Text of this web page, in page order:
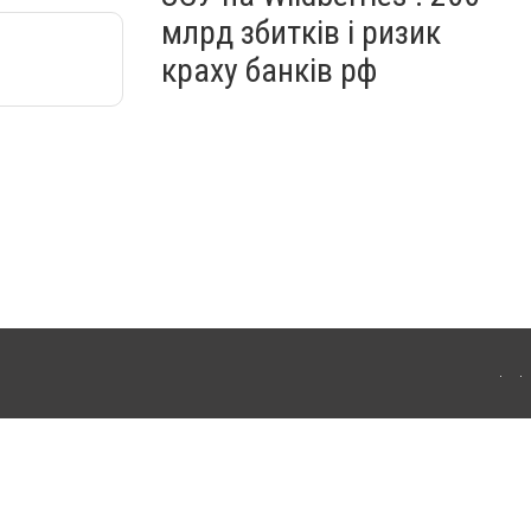
млрд збитків і ризик
краху банків рф